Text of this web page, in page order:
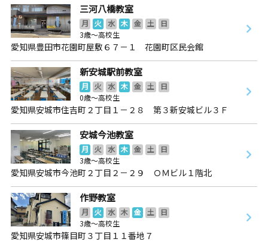
三河八橋教室
月 火 水 木 金 土
日
3歳～高校生
愛知県豊田市花園町屋敷６７－１ 花園町区民会館
新安城駅前教室
月 火 水 木 金 土
日
0歳～高校生
愛知県安城市住吉町２丁目１－２８ 第３新安城ビル３Ｆ
安城今池教室
月 火 水 木 金 土
日
3歳～高校生
愛知県安城市今池町２丁目２－２９ ＯＭビル１階北
作野教室
月 火 水 木 金 土
日
3歳～高校生
愛知県安城市篠目町３丁目１１番地７